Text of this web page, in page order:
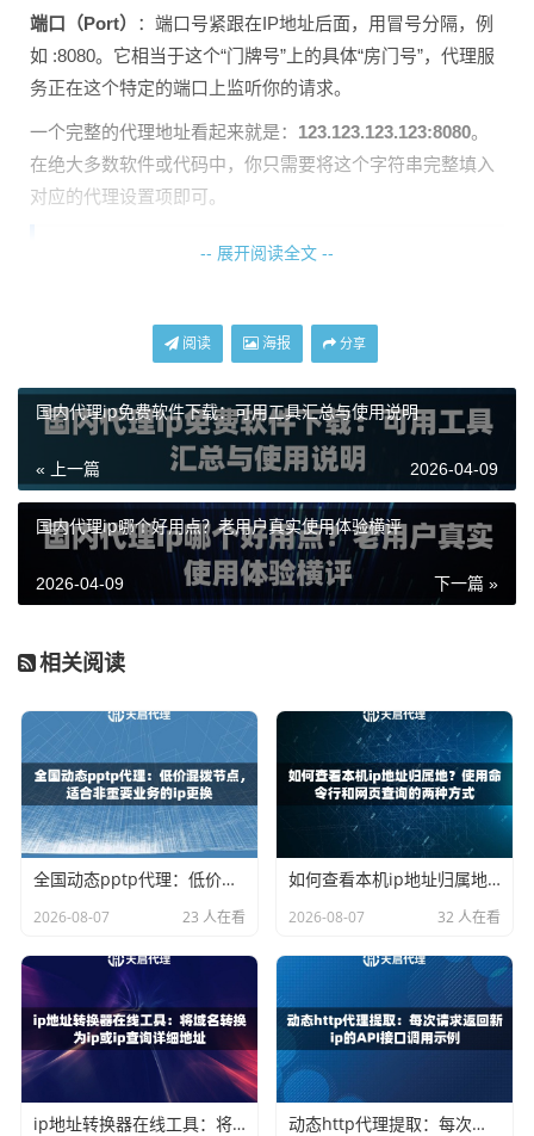
端口（Port）
：端口号紧跟在IP地址后面，用冒号分隔，例
如 :8080。它相当于这个“门牌号”上的具体“房门号”，代理服
务正在这个特定的端口上监听你的请求。
一个完整的代理地址看起来就是： 123.123.123.123:8080。
在绝大多数软件或代码中，你只需要将这个字符串完整填入
对应的代理设置项即可。
认证代理的使用规范：账号密码认证
天启代理等专业服务商提供的代理IP，通常都是“认证代
理”。这意味着你不能直接使用IP和端口，还需要通过身份验
证，以确保资源的安全和专享。认证方式主要有两种，你需
要根据服务商提供的具体信息来选择。
方式一：终端IP授权（白名单认证）
这是最简单的一种方式。你只需要将你本地电脑或服务器的
公网IP地址，添加到天启代理的用户后台IP白名单中。设置
成功后，只要是从这个IP发起的请求，使用天启代理的IP时
都无需再输入账号密码。这种方式特别适合在固定服务器上
方式二：账号密码认证（用户名密码认证）
当你的本地IP不固定（例如家用宽带），或者需要多人多地
共同使用时，账号密码认证是更灵活的选择。它的格式通常
有两种：
1.标准格式：在代理软件中单独填写用户名和密码字段。
2.集成到URL中：这是一种非常常见的格式，尤其在使用代
码请求时。它会将认证信息直接整合进代理地址里，格式
http://用户名:密码@ip:port
例如，如果你的用户名为`tianqi_user`，密码为`123456`，IP
和端口是`123.123.123.123:8080`，那么完整的认证代理地址
-- 展开阅读全文 --
阅读 海报 分享
国内代理ip免费软件下载：可用工具汇总与使用说明
« 上一篇 2026-04-09
国内代理ip哪个好用点？老用户真实使用体验横评
下一篇 »
2026-04-09
相关阅读
全国动态pptp代理：低价混拨节点，适合非重要业务的ip更换
2026-08-07 23 人在看
如何查看本机ip地址归属地？使用命令行和网页查询的两种方式
2026-08-07 32 人在看
ip地址转换器在线工具：将域名转换为ip或ip查询详细地址 动态http代理提取：每次请求返回新ip的API接口调用示例